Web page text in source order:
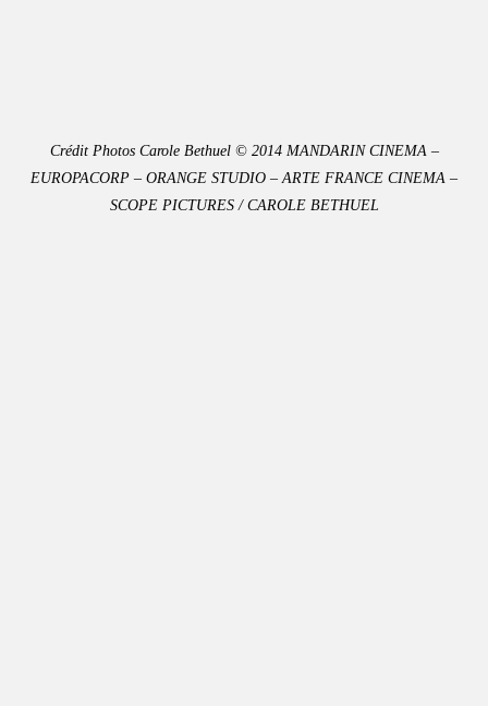
Crédit Photos Carole Bethuel © 2014 MANDARIN CINEMA –
EUROPACORP – ORANGE STUDIO – ARTE FRANCE CINEMA –
SCOPE PICTURES / CAROLE BETHUEL